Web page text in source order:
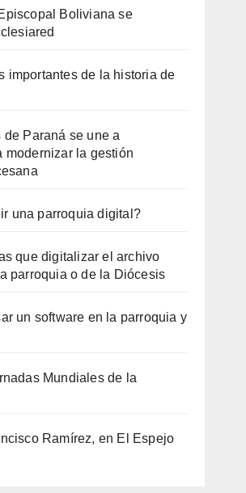
Boliviana se
importantes de la historia de
de Paraná se une a
modernizar la gestión
una parroquia digital?
que digitalizar el archivo
parroquia o de la Diócesis
un software en la parroquia y
Mundiales de la
Ramírez, en El Espejo